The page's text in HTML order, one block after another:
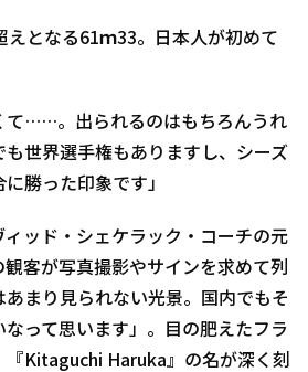
えとなる61ｍ33。日本人が初めて
て……。出られるのはもちろんうれ
も世界選手権もありますし、シーズ
勝った印象です」
ッド・シェケラック・コーチの元
客が写真撮影やサインを求めて列
まり見られない光景。国内でもそ
って思います」。目の肥えたフラ
『Kitaguchi Haruka』の名が深く刻